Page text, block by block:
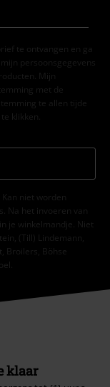
te ontvangen en ga
persoonsgegevens
Mijn
met de
te allen tijde
klikken.
niet worden
Na het invoeren van
je winkelmandje. Niet
(Till) Lindemann,
Broilers, Böhse
klaar